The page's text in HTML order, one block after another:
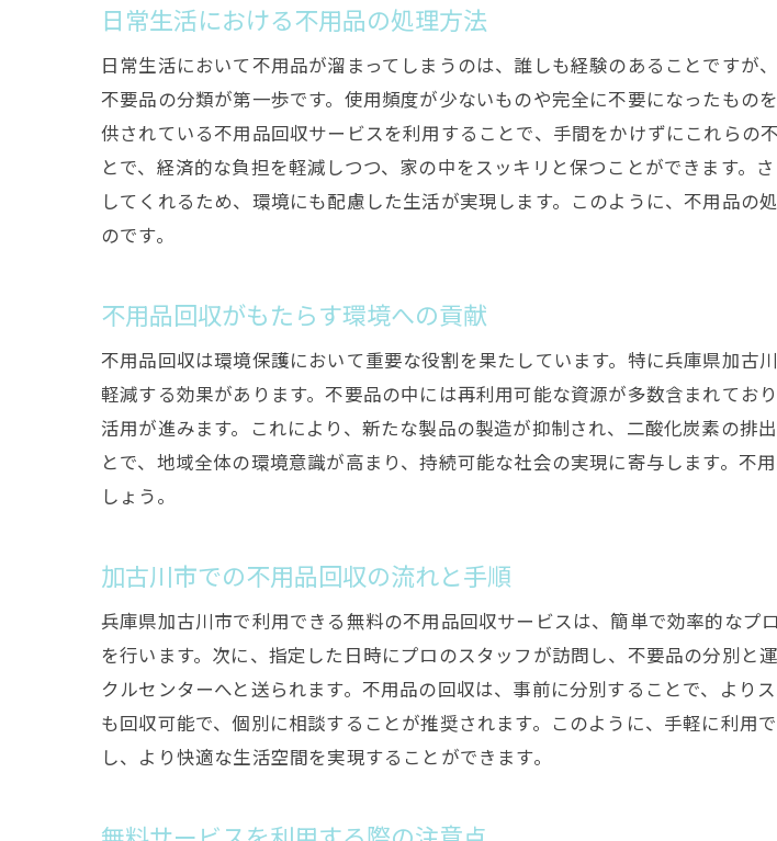
手間をかけずに不用品を整
無料サービスのスムーズな
不用品整理の専門家に頼む
時間を節約できる理由とそ
加古川市での迅速な対応事
専門家に依頼することで得
不用品処理のプロセスとそ
新しい生活空間を作るため
プロの手で不用品を速やか
無料で利用するためのポイ
加古川市での効果的な利用
身近な不用品を上手に処理
不用品回収を賢く活用する
日常生活における不用品の処理方法
日常生活において不用品が溜まってしまうのは、誰しも経験のあることですが
不要品の分類が第一歩です。使用頻度が少ないものや完全に不要になったも
供されている不用品回収サービスを利用することで、手間をかけずにこれら
とで、経済的な負担を軽減しつつ、家の中をスッキリと保つことができます
してくれるため、環境にも配慮した生活が実現します。このように、不用品
のです。
不用品回収がもたらす環境への貢献
不用品回収は環境保護において重要な役割を果たしています。特に兵庫県加
軽減する効果があります。不要品の中には再利用可能な資源が多数含まれて
活用が進みます。これにより、新たな製品の製造が抑制され、二酸化炭素の排
とで、地域全体の環境意識が高まり、持続可能な社会の実現に寄与します。
しょう。
加古川市での不用品回収の流れと手順
兵庫県加古川市で利用できる無料の不用品回収サービスは、簡単で効率的な
を行います。次に、指定した日時にプロのスタッフが訪問し、不要品の分別
クルセンターへと送られます。不用品の回収は、事前に分別することで、より
も回収可能で、個別に相談することが推奨されます。このように、手軽に利
し、より快適な生活空間を実現することができます。